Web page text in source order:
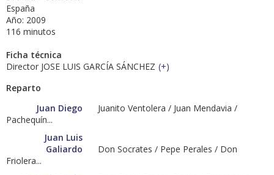
España
Año: 2009
116 minutos
Ficha técnica
Director JOSE LUIS GARCÍA SÁNCHEZ (+)
Reparto
Juan Diego
Juanito Ventolera / Juan Mendavia /
Pachequín...
Juan Luis
Galiardo
Don Socrates / Pepe Perales / Don
Friolera...